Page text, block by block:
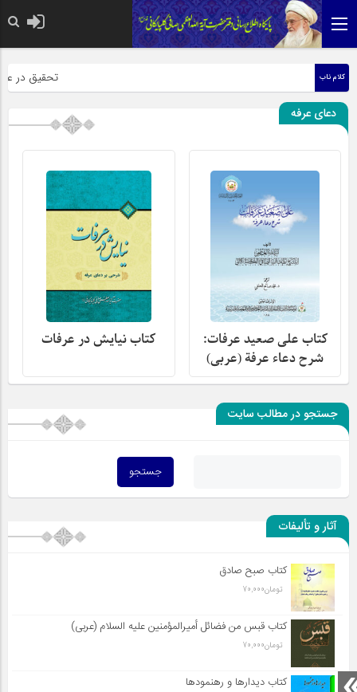
کلام ناب تحقیق در
دعای عرفه
کتاب على صعيد عرفات:
شرح دعاء عرفة (عربی)
کتاب نیایش در عرفات
جستجو در مطالب سایت
آثار و تألیفات
کتاب صبح صادق
تومان70,000
کتاب قبس من فضائل أميرالمؤمنين علیه السلام (عربی)
تومان70,000
کتاب دیدارها و رهنمودها